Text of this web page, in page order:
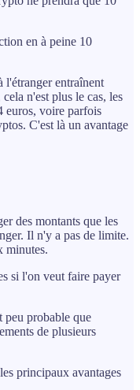
en à peine 10
l'étranger entraînent
n'est plus le cas, les
euros, voire parfois
C'est là un avantage
des montants que les
Il n'y a pas de limite.
minutes.
si l'on veut faire payer
peu probable que
de plusieurs
principaux avantages